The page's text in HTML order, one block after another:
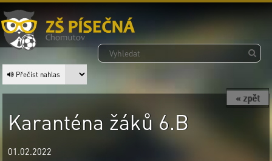
Přečíst nahlas
« zpět
Karanténa žáků 6.B
01.02.2022